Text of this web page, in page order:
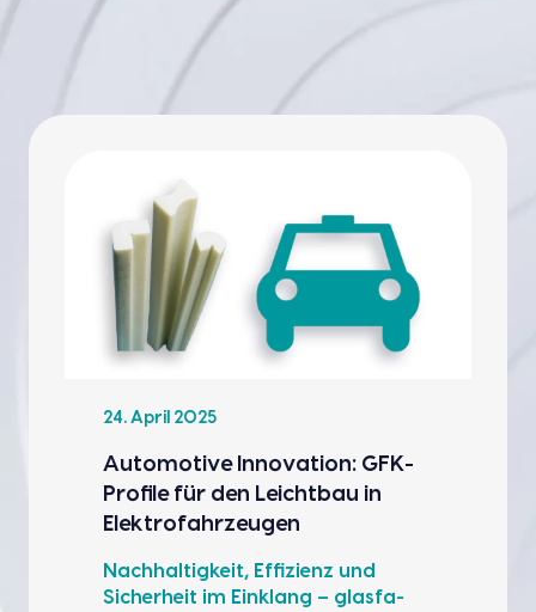
24. April 2025
Auto­mo­ti­ve Inno­va­ti­on: GFK-
Pro­fi­le für den Leicht­bau in
Elek­tro­fahr­zeu­gen
Nach­hal­tig­keit, Effi­zi­enz und
Sicher­heit im Ein­klang – glas­fa­